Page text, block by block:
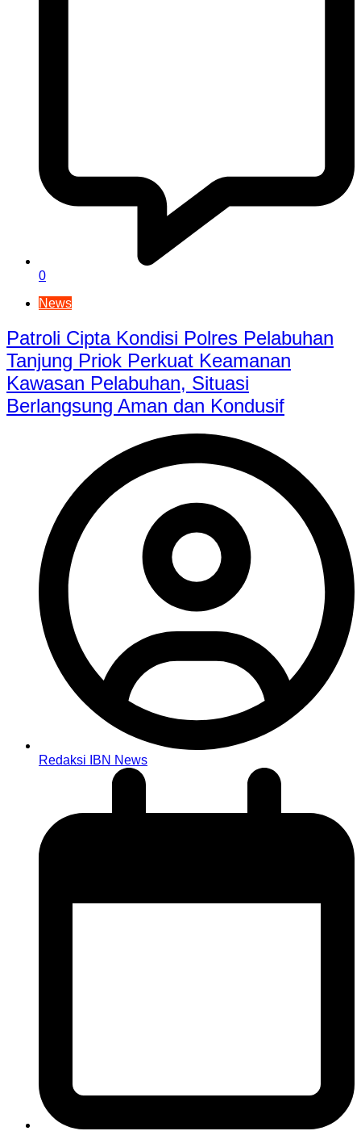
0
News
Patroli Cipta Kondisi Polres Pelabuhan
Tanjung Priok Perkuat Keamanan
Kawasan Pelabuhan, Situasi
Berlangsung Aman dan Kondusif
Redaksi IBN News